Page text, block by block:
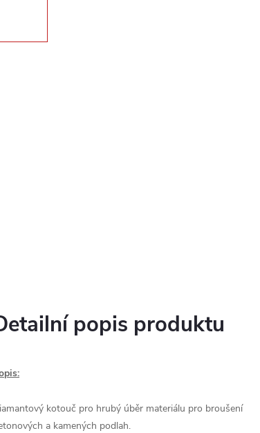
popis produktu
kotouč pro hrubý úběr materiálu pro broušení
a kamených podlah.